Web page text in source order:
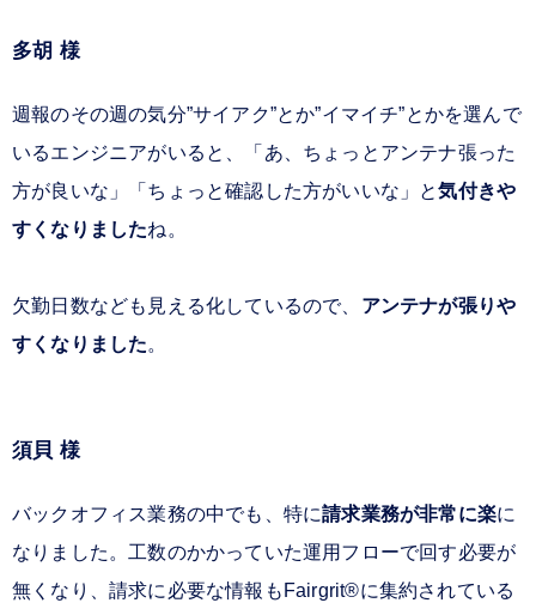
多胡 様
週報のその週の気分”サイアク”とか”イマイチ”とかを選んで
いるエンジニアがいると、「あ、ちょっとアンテナ張った
方が良いな」「ちょっと確認した方がいいな」と気付きや
すくなりましたね。
欠勤日数なども見える化しているので、 アンテナが張りや
すくなりました。
須貝 様
バックオフィス業務の中でも、特に請求業務が非常に楽に
なりました。工数のかかっていた運用フローで回す必要が
無くなり、請求に必要な情報もFairgrit®に集約されている